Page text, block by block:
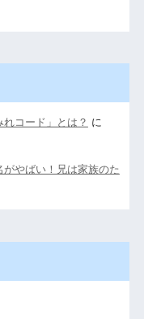
コード」とは？ に
やばい！兄は家族のた